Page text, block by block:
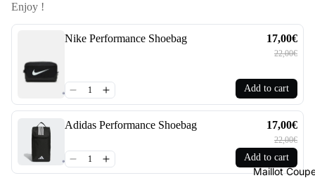
Maillot
Enjoy !
Nike Performance Shoebag 17,00€
22,00€
Add to cart
Adidas Performance Shoebag 17,00€
22,00€
Add to cart